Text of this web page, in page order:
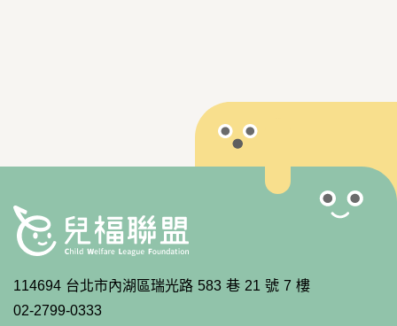
114694 台北市內湖區瑞光路 583 巷 21 號 7 樓
02-2799-0333